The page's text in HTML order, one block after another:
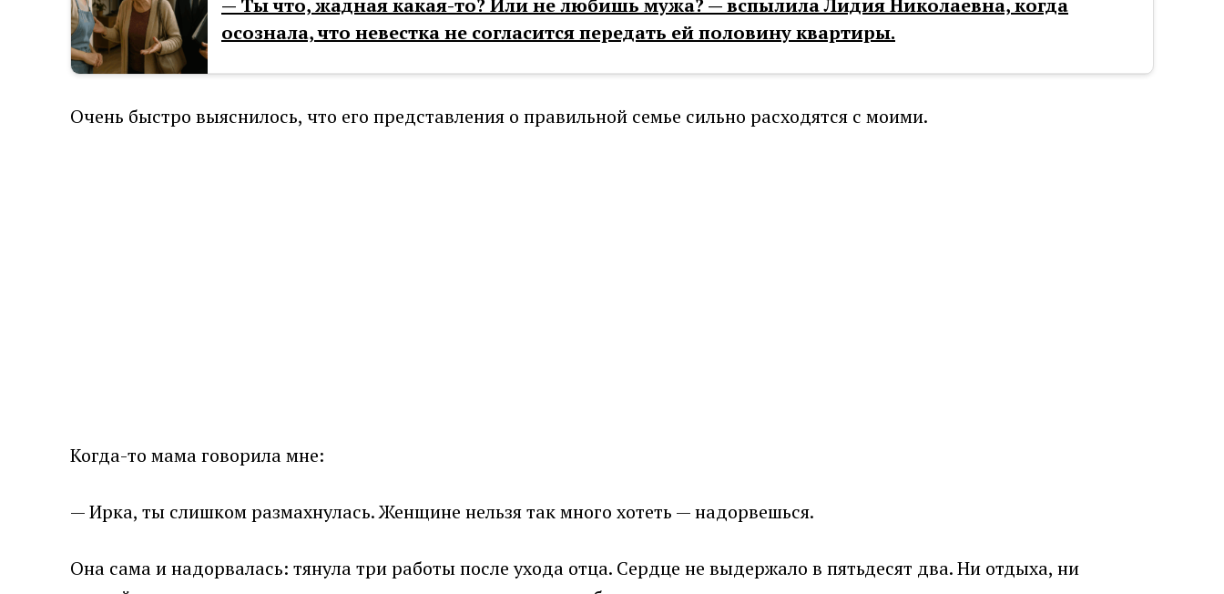
осознала, что невестка не согласится передать ей половину квартиры.
Очень быстро выяснилось, что его представления о правильной семье сильно расходятся с моими.
Когда-то мама говорила мне:
— Ирка, ты слишком размахнулась. Женщине нельзя так много хотеть — надорвешься.
Она сама и надорвалась: тянула три работы после ухода отца. Сердце не выдержало в пятьдесят два. Ни отдыха, ни